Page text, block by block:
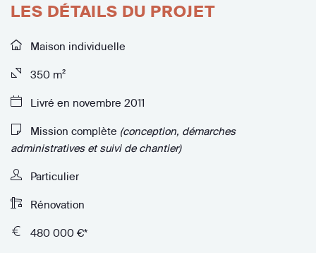
LES DÉTAILS DU PROJET
Maison individuelle
350 m²
Livré en novembre 2011
Mission complète (conception, démarches
administratives et suivi de chantier)
Particulier
Rénovation
480 000 €*